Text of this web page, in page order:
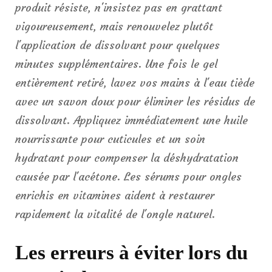
produit résiste, n'insistez pas en grattant
vigoureusement, mais renouvelez plutôt
l'application de dissolvant pour quelques
minutes supplémentaires. Une fois le gel
entièrement retiré, lavez vos mains à l'eau tiède
avec un savon doux pour éliminer les résidus de
dissolvant. Appliquez immédiatement une huile
nourrissante pour cuticules et un soin
hydratant pour compenser la déshydratation
causée par l'acétone. Les sérums pour ongles
enrichis en vitamines aident à restaurer
rapidement la vitalité de l'ongle naturel.
Les erreurs à éviter lors du